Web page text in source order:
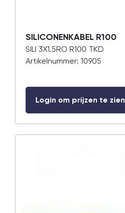
SILICONENKABEL R100
SILI 3X1.5RO R100 TKD
Artikelnummer: 10905
Login om prijzen te zien